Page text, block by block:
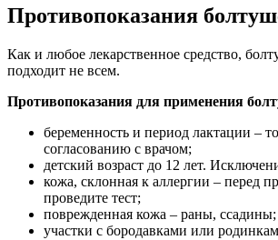
Противопоказания
Как и любое лекарственное средство,
подходит не всем.
Противопоказания для применения
беременность и период лактации –
согласованию с врачом;
детский возраст до 12 лет.
кожа, склонная к аллергии – перед
проведите тест;
поврежденная кожа – раны, ссадины;
участки с бородавками или